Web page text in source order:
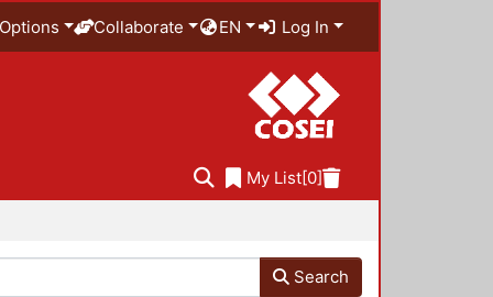
Options Collaborate EN Log In
My List[0]
Search